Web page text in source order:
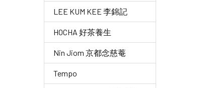
LEE KUM KEE 李錦記
HOCHA 好茶養生
Nin Jiom 京都念慈菴
Tempo